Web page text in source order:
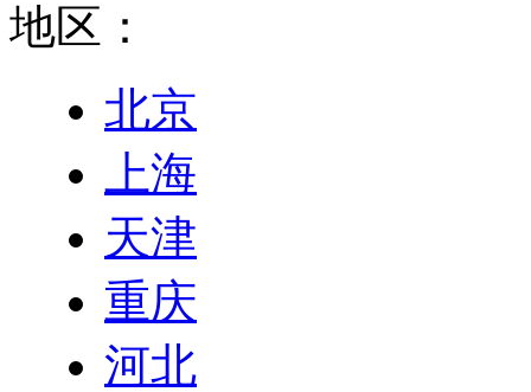
地区：
北京
上海
天津
重庆
河北